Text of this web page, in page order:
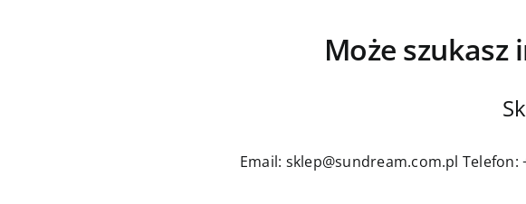
Może
Email: sklep@sundream.com.pl Telefon: